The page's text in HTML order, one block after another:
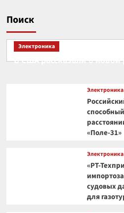
Поиск
Электроника
В США рассказали о новой
Электроника
«Поле-31»
Электроника
«РТ-
судовых
для